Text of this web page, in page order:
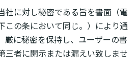
社に対し秘密である旨を書面（電
この条において同じ。）により通
厳に秘密を保持し、ユーザーの書
三者に開示または漏えい致しませ